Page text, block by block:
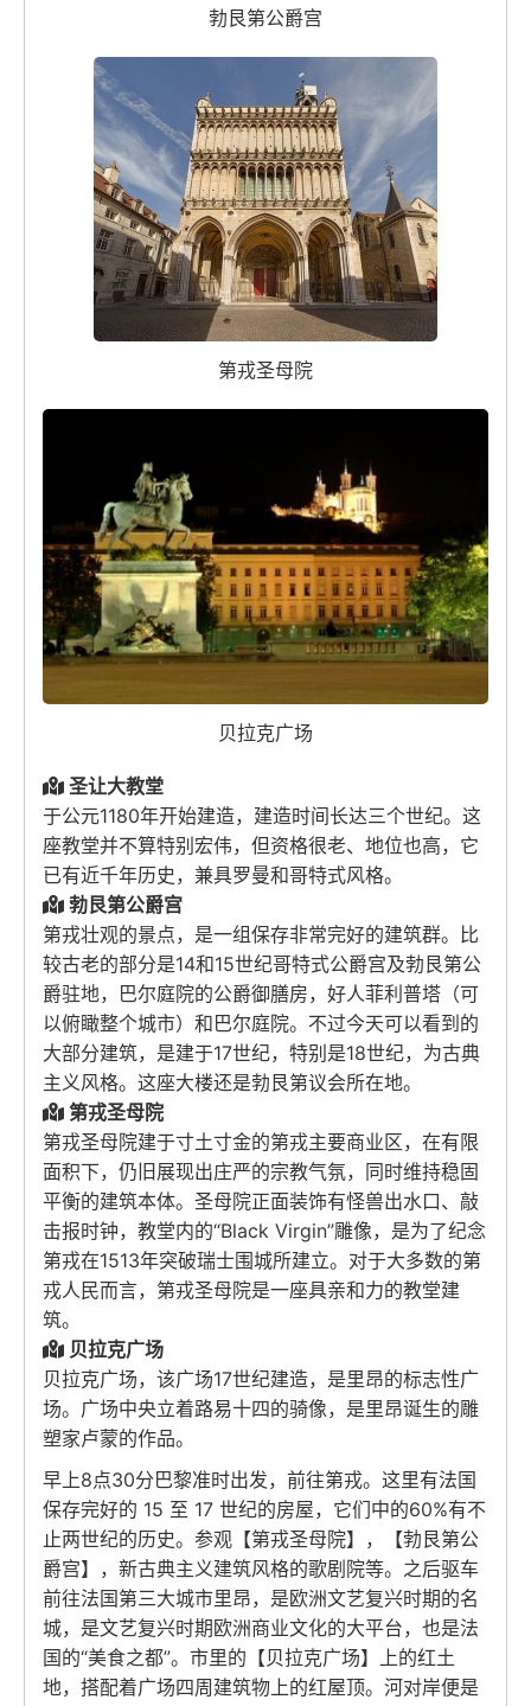
勃艮第公爵宫
第戎圣母院
贝拉克广场
圣让大教堂
于公元1180年开始建造，建造时间长达三个世纪。这
座教堂并不算特别宏伟，但资格很老、地位也高，它
已有近千年历史，兼具罗曼和哥特式风格。
勃艮第公爵宫
第戎壮观的景点，是一组保存非常完好的建筑群。比
较古老的部分是14和15世纪哥特式公爵宫及勃艮第公
爵驻地，巴尔庭院的公爵御膳房，好人菲利普塔（可
以俯瞰整个城市）和巴尔庭院。不过今天可以看到的
大部分建筑，是建于17世纪，特别是18世纪，为古典
主义风格。这座大楼还是勃艮第议会所在地。
第戎圣母院
第戎圣母院建于寸土寸金的第戎主要商业区，在有限
面积下，仍旧展现出庄严的宗教气氛，同时维持稳固
平衡的建筑本体。圣母院正面装饰有怪兽出水口、敲
击报时钟，教堂内的“Black Virgin”雕像，是为了纪念
第戎在1513年突破瑞士围城所建立。对于大多数的第
戎人民而言，第戎圣母院是一座具亲和力的教堂建
筑。
贝拉克广场
贝拉克广场，该广场17世纪建造，是里昂的标志性广
场。广场中央立着路易十四的骑像，是里昂诞生的雕
塑家卢蒙的作品。
早上8点30分巴黎准时出发，前往第戎。这里有法国
保存完好的 15 至 17 世纪的房屋，它们中的60%有不
止两世纪的历史。参观【第戎圣母院】，【勃艮第公
爵宫】，新古典主义建筑风格的歌剧院等。之后驱车
前往法国第三大城市里昂，是欧洲文艺复兴时期的名
城，是文艺复兴时期欧洲商业文化的大平台，也是法
国的“美食之都”。市里的【贝拉克广场】上的红土
地，搭配着广场四周建筑物上的红屋顶。河对岸便是